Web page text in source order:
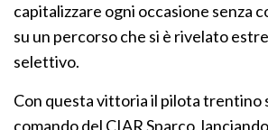
capitalizzare ogni occasione senza
su un percorso che si è rivelato
selettivo.
Con questa vittoria il pilota trentino
comando del CIAR Sparco,